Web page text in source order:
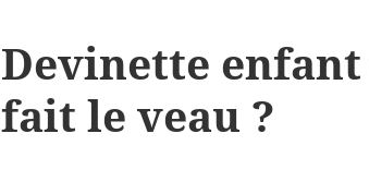
Devinette
fait le veau ?